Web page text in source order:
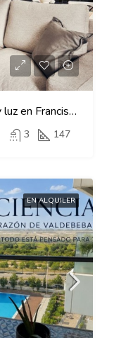
Vivienda reformada con amplitud y luz en Francisco Silvela
3 147
EN ALQUILER